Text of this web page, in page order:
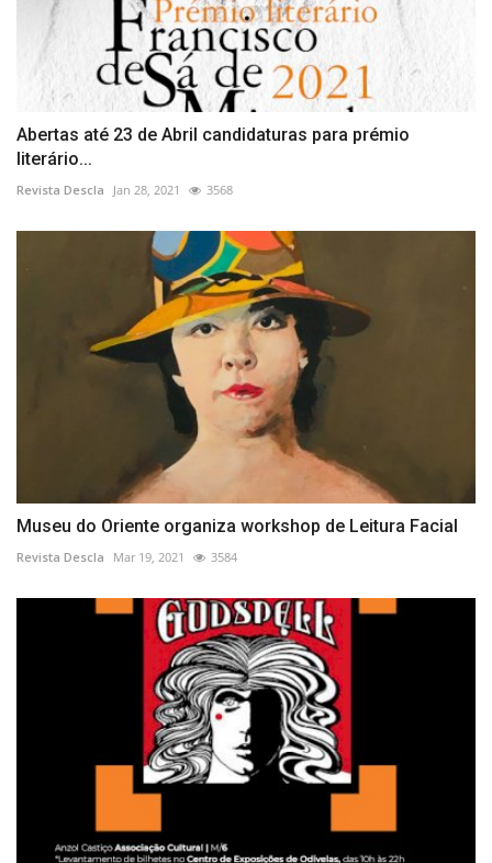
Abertas até 23 de Abril candidaturas para prémio
literário...
Revista Descla Jan 28, 2021 3568
Museu do Oriente organiza workshop de Leitura Facial
Revista Descla Mar 19, 2021 3584